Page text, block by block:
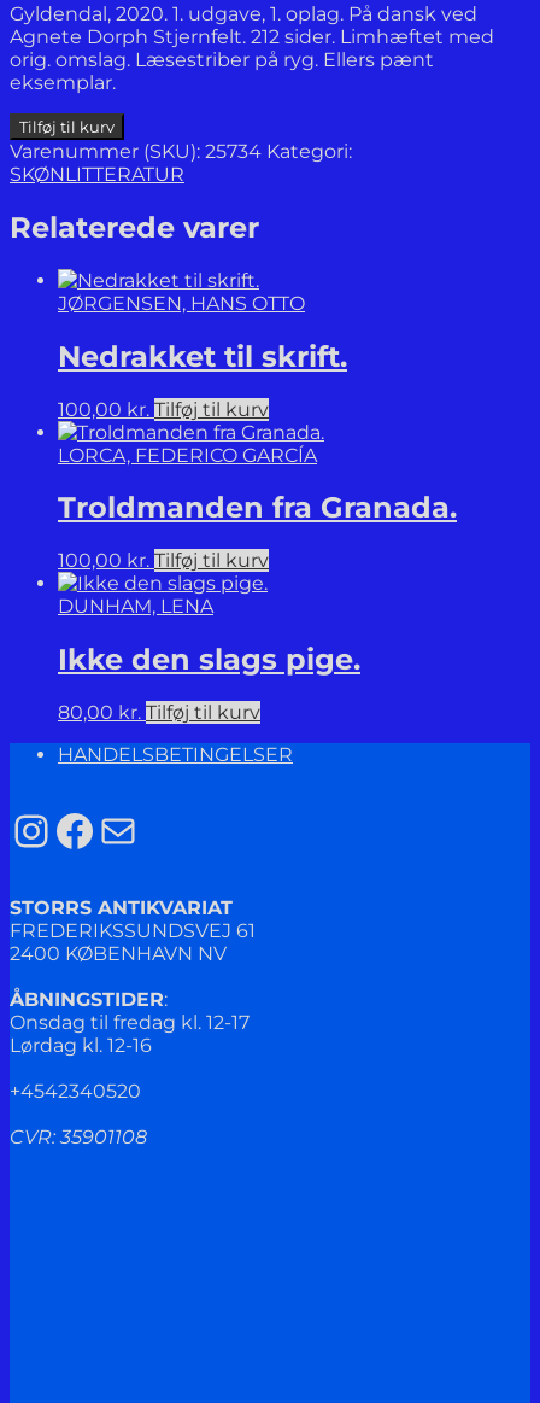
Gyldendal, 2020. 1. udgave, 1. oplag. På dansk ved
Agnete Dorph Stjernfelt. 212 sider. Limhæftet med
orig. omslag. Læsestriber på ryg. Ellers pænt
eksemplar.
Dukkehuset.
antal
Tilføj til kurv
Varenummer (SKU): 25734 Kategori:
SKØNLITTERATUR
Relaterede varer
JØRGENSEN, HANS OTTO
Nedrakket til skrift.
100,00 kr. Tilføj til kurv
LORCA, FEDERICO GARCÍA
Troldmanden fra Granada.
100,00 kr. Tilføj til kurv
DUNHAM, LENA
Ikke den slags pige.
80,00 kr. Tilføj til kurv
HANDELSBETINGELSER
Instagram
Facebook
Mail
STORRS ANTIKVARIAT
FREDERIKSSUNDSVEJ 61
2400 KØBENHAVN NV
ÅBNINGSTIDER:
Onsdag til fredag kl. 12-17
Lørdag kl. 12-16
+4542340520
CVR: 35901108